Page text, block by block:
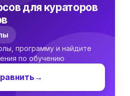
для кураторов
программу и найдите
по обучению
→